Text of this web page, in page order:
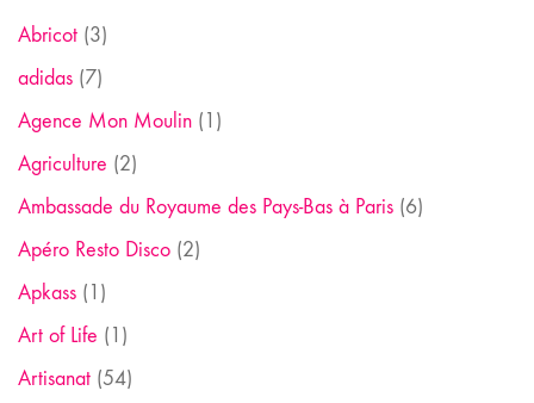
Abricot (3)
adidas (7)
Agence Mon Moulin (1)
Agriculture (2)
Ambassade du Royaume des Pays-Bas à Paris (6)
Apéro Resto Disco (2)
Apkass (1)
Art of Life (1)
Artisanat (54)